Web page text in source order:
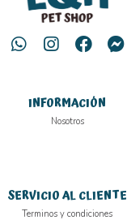
INFORMACIÓN
Nosotros
SERVICIO AL CLIENTE
Terminos y condiciones